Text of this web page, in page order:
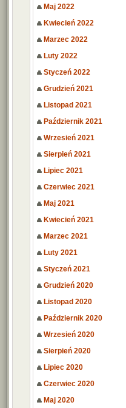
Maj 2022
Kwiecień 2022
Marzec 2022
Luty 2022
Styczeń 2022
Grudzień 2021
Listopad 2021
Październik 2021
Wrzesień 2021
Sierpień 2021
Lipiec 2021
Czerwiec 2021
Maj 2021
Kwiecień 2021
Marzec 2021
Luty 2021
Styczeń 2021
Grudzień 2020
Listopad 2020
Październik 2020
Wrzesień 2020
Sierpień 2020
Lipiec 2020
Czerwiec 2020
Maj 2020